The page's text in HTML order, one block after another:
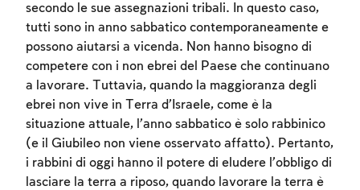
secondo le sue assegnazioni tribali. In questo caso,
tutti sono in anno sabbatico contemporaneamente e
possono aiutarsi a vicenda. Non hanno bisogno di
competere con i non ebrei del Paese che continuano
a lavorare. Tuttavia, quando la maggioranza degli
ebrei non vive in Terra d’Israele, come è la
situazione attuale, l’anno sabbatico è solo rabbinico
(e il Giubileo non viene osservato affatto). Pertanto,
i rabbini di oggi hanno il potere di eludere l’obbligo di
lasciare la terra a riposo, quando lavorare la terra è